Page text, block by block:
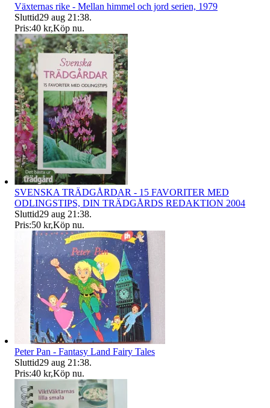
Växternas rike - Mellan himmel och jord serien, 1979
Sluttid29 aug 21:38.
Pris:40 kr,Köp nu.
SVENSKA TRÄDGÅRDAR - 15 FAVORITER MED
ODLINGSTIPS, DIN TRÄDGÅRDS REDAKTION 2004
Sluttid29 aug 21:38.
Pris:50 kr,Köp nu.
Peter Pan - Fantasy Land Fairy Tales
Sluttid29 aug 21:38.
Pris:40 kr,Köp nu.